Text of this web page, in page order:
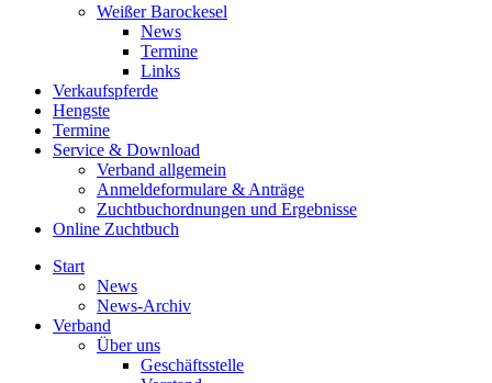
Weißer Barockesel
News
Termine
Links
Verkaufspferde
Hengste
Termine
Service & Download
Verband allgemein
Anmeldeformulare & Anträge
Zuchtbuchordnungen und Ergebnisse
Online Zuchtbuch
Start
News
News-Archiv
Verband
Über uns
Geschäftsstelle